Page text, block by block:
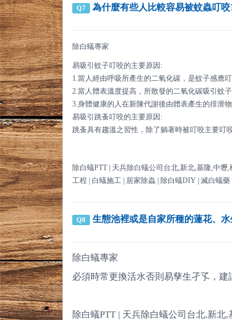
Q7 為什麼有些人比較容易被蚊蟲叮咬
除白蟻專家
易吸引蚊子叮咬的主要原因:
1.當人經由呼吸所產生的二氧化碳，是蚊子感應叮
2.當人體表溫度提高，所散發的二氧化碳吸引蚊子
3.身體健康的人在新陳代謝後由體表產生的排泄
易吸引跳蚤叮咬的主要原因:
跳蚤具有趨溫之習性，除了躺著時被叮咬主要叮
除白蟻PTT | 天兵除白蟻公司台北,新北,基隆,中壢
工程 | 白蟻施工 | 居家除蟲 | 除白蟻DIY | 滅白蟻
Q8 生態池裡或是自家所種的蓮花、
除白蟻專家
必須時常更換活水否則易孳生孑孓，
除白蟻PTT | 天兵除白蟻公司台北,新北